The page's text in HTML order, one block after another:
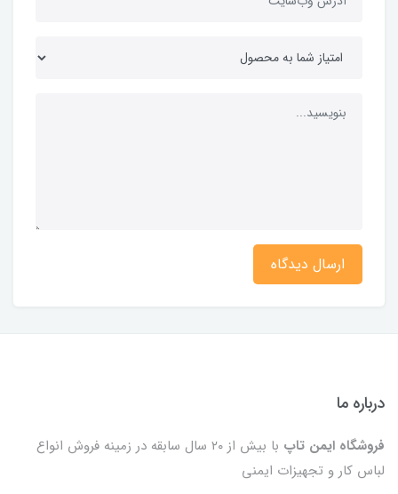
ارسال دیدگاه
درباره ما
فروشگاه ایمن تاپ
با بیش از ۲۰ سال سابقه در زمینه فروش انواع
لباس کار و تجهیزات ایمنی